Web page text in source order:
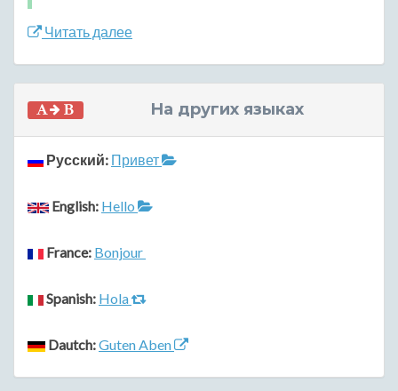
Читать далее
На других языках
Русский: Привет
English: Hello
France: Bonjour
Spanish: Hola
Dautch:Guten Aben